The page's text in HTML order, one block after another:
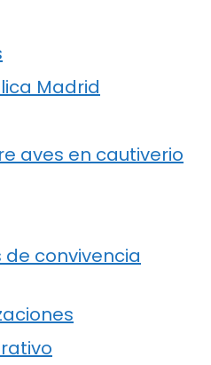
Madrid
aves en cautiverio
convivencia